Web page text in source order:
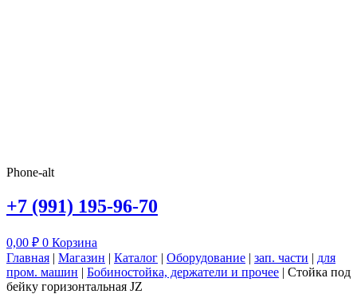
Phone-alt
+7 (991) 195-96-70
0,00 ₽ 0 Корзина
Главная | Магазин | Каталог | Оборудование | зап. части | для
пром. машин | Бобиностойка, держатели и прочее | Стойка под
бейку горизонтальная JZ